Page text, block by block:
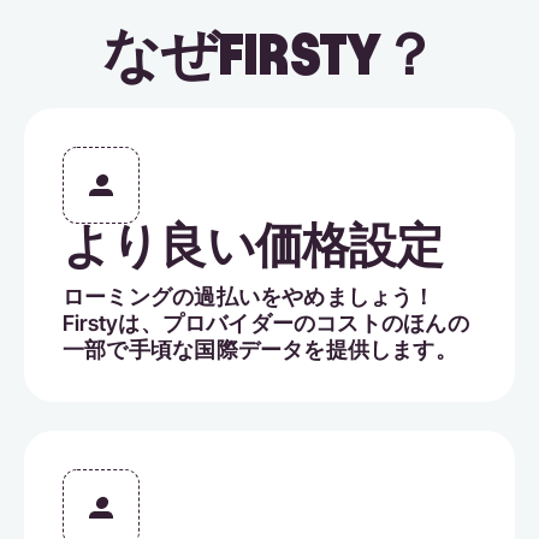
なぜFIRSTY？
より良い価格設定
ローミングの過払いをやめましょう！
Firstyは、プロバイダーのコストのほんの
一部で手頃な国際データを提供します。